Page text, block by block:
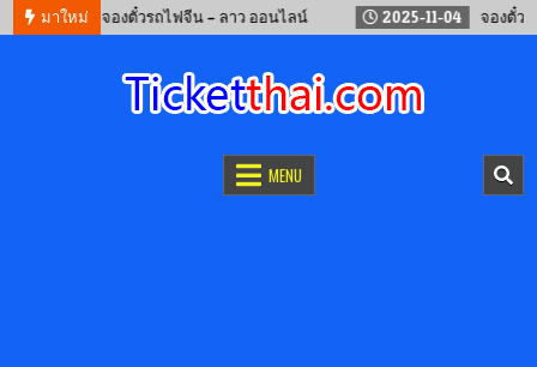
มาใหม่
05-17 จองตั๋วรถไฟจีน – ลาว ออนไลน์ 2025-11-04 จองตั๋วรถไฟ
MENU